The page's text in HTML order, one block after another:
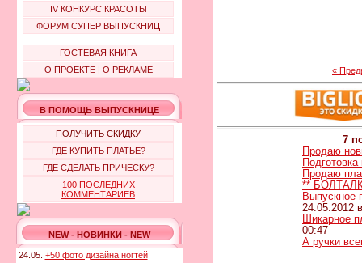
IV КОНКУРС КРАСОТЫ
ФОРУМ СУПЕР ВЫПУСКНИЦ
ГОСТЕВАЯ КНИГА
О ПРОЕКТЕ| О РЕКЛАМЕ
В ПОМОЩЬ ВЫПУСКНИЦЕ
ПОЛУЧИТЬ СКИДКУ
ГДЕ КУПИТЬ ПЛАТЬЕ?
ГДЕ СДЕЛАТЬ ПРИЧЕСКУ?
100 ПОСЛЕДНИХ
КОММЕНТАРИЕВ
NEW - НОВИНКИ - NEW
24.05. +50 фото дизайна ногтей
«
7
Продаю
Продаю
**
Выпускное
24.05.2012
Шикарное
00:47
А ручки